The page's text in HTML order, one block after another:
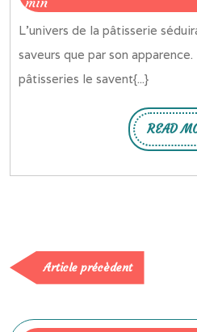
L’univers de la pâtisserie
saveurs que par son
pâtisseries le savent{...}
READ
Article précèdentArticle
précèdent